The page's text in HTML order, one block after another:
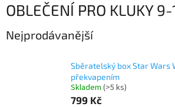
OBLEČENÍ PRO KLUKY
Nejprodávanější
Sběratelský box Star Wars
překvapením
Skladem (>5 ks)
799 Kč